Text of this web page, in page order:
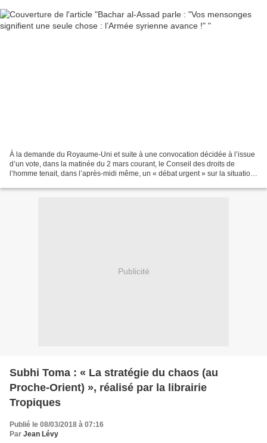
À la demande du Royaume-Uni et suite à une convocation décidée à l’issue
d’un vote, dans la matinée du 2 mars courant, le Conseil des droits de
l’homme tenait, dans l’après-midi même, un « débat urgent » sur la situation
Publicité
Subhi Toma : « La stratégie du chaos (au
Proche-Orient) », réalisé par la librairie
Tropiques
Publié le 08/03/2018 à 07:16
Par Jean Lévy